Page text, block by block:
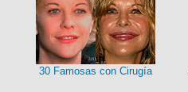
30 Famosas con Cirugía